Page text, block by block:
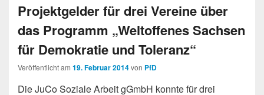
Projektgelder für drei Vereine über
das Programm „Weltoffenes Sachsen
für Demokratie und Toleranz“
Veröffentlicht am 19. Februar 2014von PfD
Die JuCo Soziale Arbeit gGmbH konnte für drei